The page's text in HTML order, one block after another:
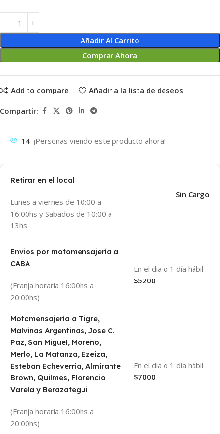
Añadir Al Carrito
Comprar Ahora
Add to compare Añadir a la lista de deseos
Compartir:
14 ¡Personas viendo este producto ahora!
Retirar en el local
Lunes a viernes de 10:00 a
16:00hs y Sabados de 10:00 a
13hs
Sin Cargo
Envios por motomensajería a
CABA
(Franja horaria 16:00hs a
20:00hs)
En el dia o 1 día hábil
$5200
Motomensajería a Tigre,
Malvinas Argentinas, Jose C.
Paz, San Miguel, Moreno,
Merlo, La Matanza, Ezeiza,
Esteban Echeverria, Almirante
Brown, Quilmes, Florencio
Varela y Berazategui
(Franja horaria 16:00hs a
20:00hs)
En el dia o 1 día hábil
$7000